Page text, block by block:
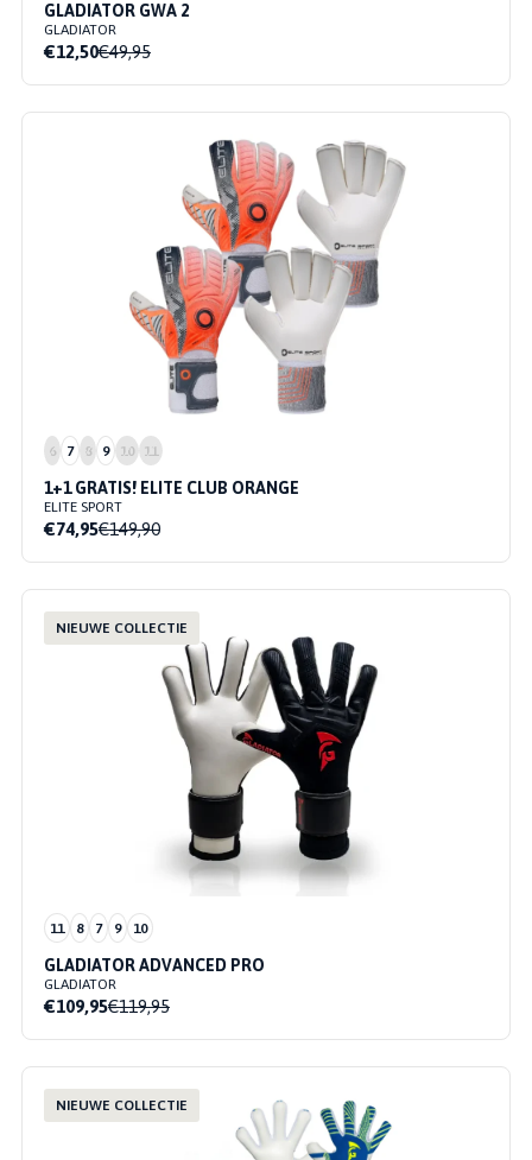
GLADIATOR GWA 2
GLADIATOR
€12,50€49,95
6 7 8 9 10 11
1+1 GRATIS! ELITE CLUB ORANGE
ELITE SPORT
€74,95€149,90
NIEUWE COLLECTIE
11 8 7 9 10
GLADIATOR ADVANCED PRO
GLADIATOR
€109,95€119,95
NIEUWE COLLECTIE